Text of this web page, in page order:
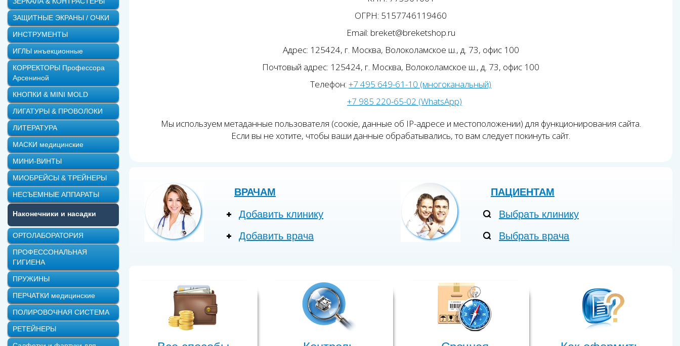
ОГРН: 5157746119460
Email: breket@breketshop.ru
Адрес: 125424, г. Москва, Волоколамское ш., д. 73, офис 100
Почтовый адрес: 125424, г. Москва, Волоколамское ш., д. 73, офис 100
Телефон: +7 495 649-61-10 (многоканальный)
+7 985 220-65-02 (WhatsApp)
Мы используем метаданные пользователя (соокіе, данные об IP-адресе и местоположении) для функционирования сайта.
Если вы не хотите, чтобы ваши данные обрабатывались, то вам следует покинуть сайт.
ВРАЧАМ
Добавить клинику
Добавить врача
ПАЦИЕНТАМ
Выбрать клинику
Выбрать врача
ЗАЩИТНЫЕ ЭКРАНЫ / ОЧКИ
ИНСТРУМЕНТЫ
ИГЛЫ инъекционные
КОРРЕКТОРЫ Профессора
Арсениной
КНОПКИ & MINI MOLD
ЛИГАТУРЫ & ПРОВОЛОКИ
ЛИТЕРАТУРА
МАСКИ медицинские
МИНИ-ВИНТЫ
МИОБРЕЙСЫ & ТРЕЙНЕРЫ
НЕСЪЕМНЫЕ АППАРАТЫ
Наконечники и насадки
ОРТОЛАБОРАТОРИЯ
ПРОФЕССОНАЛЬНАЯ
ГИГИЕНА
ПРУЖИНЫ
ПЕРЧАТКИ медицинские
ПОЛИРОВОЧНАЯ СИСТЕМА
РЕТЕЙНЕРЫ